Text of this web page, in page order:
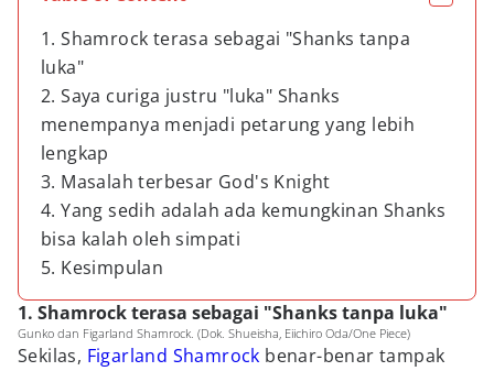
1. Shamrock terasa sebagai "Shanks tanpa
luka"
2. Saya curiga justru "luka" Shanks
menempanya menjadi petarung yang lebih
lengkap
3. Masalah terbesar God's Knight
4. Yang sedih adalah ada kemungkinan Shanks
bisa kalah oleh simpati
5. Kesimpulan
1. Shamrock terasa sebagai "Shanks tanpa luka"
Gunko dan Figarland Shamrock. (Dok. Shueisha, Eiichiro Oda/One Piece)
Sekilas, Figarland Shamrock benar-benar tampak